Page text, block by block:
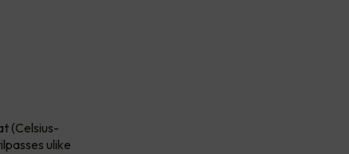
(Celsius-
ulike